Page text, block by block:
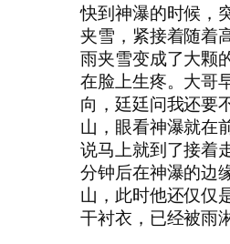
快到神瀑的时候，
夹雪，紧接着随着
雨夹雪变成了大颗
在脸上生疼。大哥
向，廷廷问我还要
山，眼看神瀑就在
说马上就到了接着
分钟后在神瀑的边
山，此时他还仅仅
干衬衣，已经被雨